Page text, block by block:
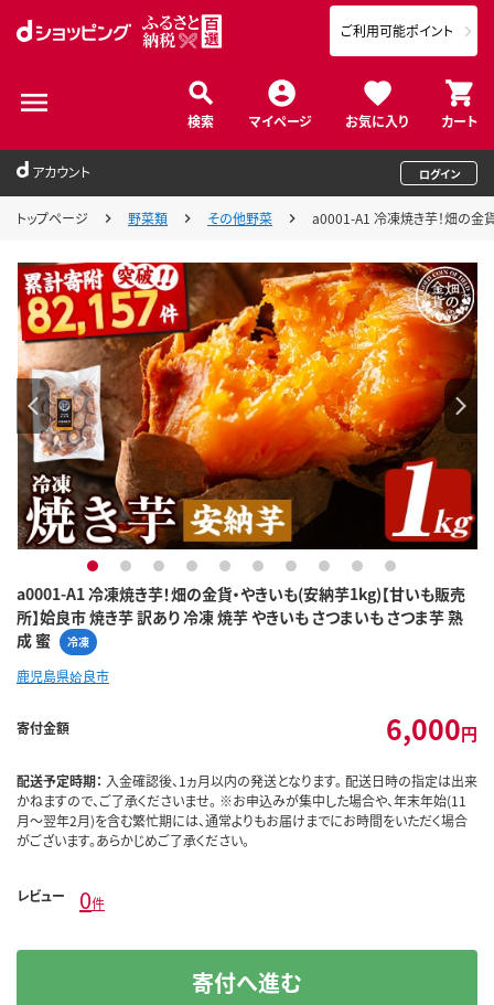
検索 マイページ お気に入り カート
ご利用可能ポイント
アカウント ログイン
トップページ 野菜類 その他野菜 a0001-A1 冷凍焼き芋！畑の金
a0001-A1 冷凍焼き芋！畑の金貨・やきいも(安納芋1kg)【甘いも販売
所】姶良市 焼き芋 訳あり 冷凍 焼芋 やきいも さつまいも さつま芋 熟
成 蜜
冷凍
1 2 3 4 5 6 7 8 9 10
鹿児島県姶良市
寄付金額 6,000円
配送予定時期： 入金確認後、1ヵ月以内の発送となります。 配送日時の指定は出来
かねますので、ご了承くださいませ。 ※お申込みが集中した場合や、年末年始(11
月～翌年2月)を含む繁忙期には、通常よりもお届けまでにお時間をいただく場合
がございます。あらかじめご了承ください。
レビュー 0件
寄付へ進む